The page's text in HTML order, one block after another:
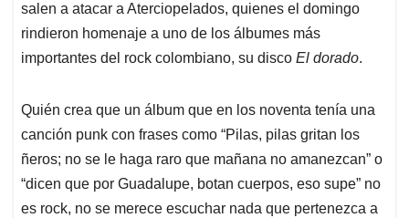
salen a atacar a Aterciopelados, quienes el domingo
rindieron homenaje a uno de los álbumes más
importantes del rock colombiano, su disco El dorado.
Quién crea que un álbum que en los noventa tenía una
canción punk con frases como “Pilas, pilas gritan los
ñeros; no se le haga raro que mañana no amanezcan” o
“dicen que por Guadalupe, botan cuerpos, eso supe” no
es rock, no se merece escuchar nada que pertenezca a